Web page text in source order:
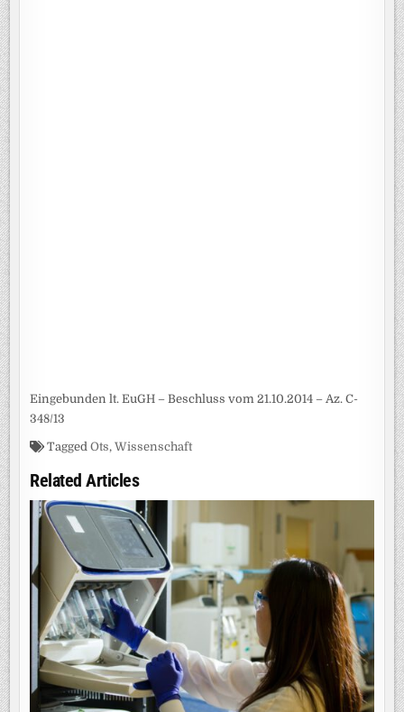
Eingebunden lt. EuGH – Beschluss vom 21.10.2014 – Az. C-
348/13
TaggedOts,Wissenschaft
Related Articles